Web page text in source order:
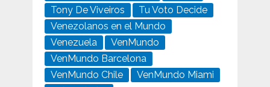
Tony De Viveiros
Tu Voto Decide
Venezolanos en el Mundo
Venezuela
VenMundo
VenMundo Barcelona
VenMundo Chile
VenMundo Miami